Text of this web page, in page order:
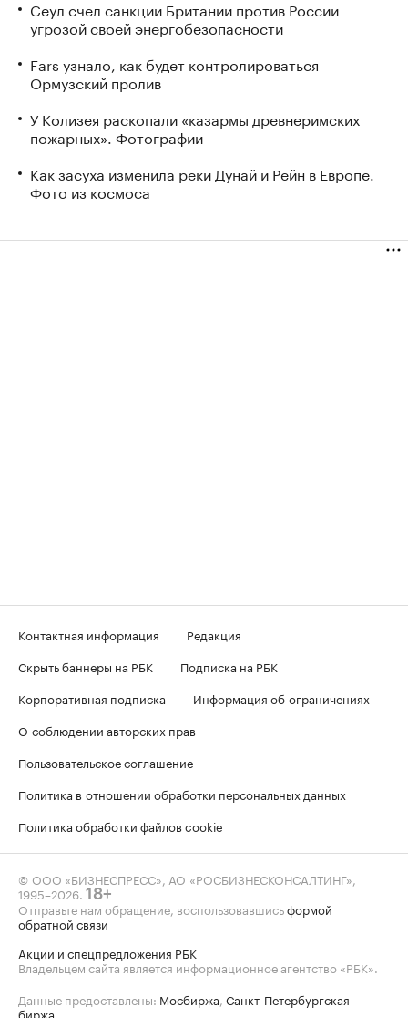
Сеул счел санкции Британии против России
угрозой своей энергобезопасности
Fars узнало, как будет контролироваться
Ормузский пролив
У Колизея раскопали «казармы древнеримских
пожарных». Фотографии
Как засуха изменила реки Дунай и Рейн в Европе.
Фото из космоса
Контактная информация
Редакция
Скрыть баннеры на РБК
Подписка на РБК
Корпоративная подписка
Информация об ограничениях
О соблюдении авторских прав
Пользовательское соглашение
Политика в отношении обработки персональных данных
Политика обработки файлов cookie
© ООО «БИЗНЕСПРЕСС», АО «РОСБИЗНЕСКОНСАЛТИНГ»,
1995–2026 18+
Отправьте нам обращение, воспользовавшисьформой
обратной связи
Акции и спецпредложения РБК
Владельцем сайта является информационное агентство «РБК».
Данные предоставлены: Мосбиржа Санкт-Петербургская
биржа